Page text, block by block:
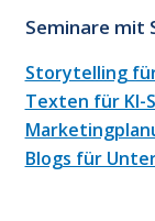
Seminare mit
Zum
Storytelling für
Zum
Texten für KI-
Zum
Zum
Blogs für